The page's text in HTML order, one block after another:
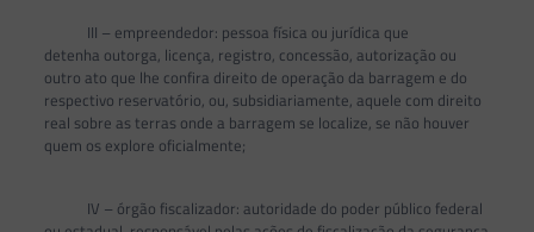
III – empreendedor: pessoa física ou jurídica que
detenha outorga, licença, registro, concessão, autorização ou
outro ato que lhe confira direito de operação da barragem e do
respectivo reservatório, ou, subsidiariamente, aquele com direito
real sobre as terras onde a barragem se localize, se não houver
quem os explore oficialmente;
IV – órgão fiscalizador: autoridade do poder público federal